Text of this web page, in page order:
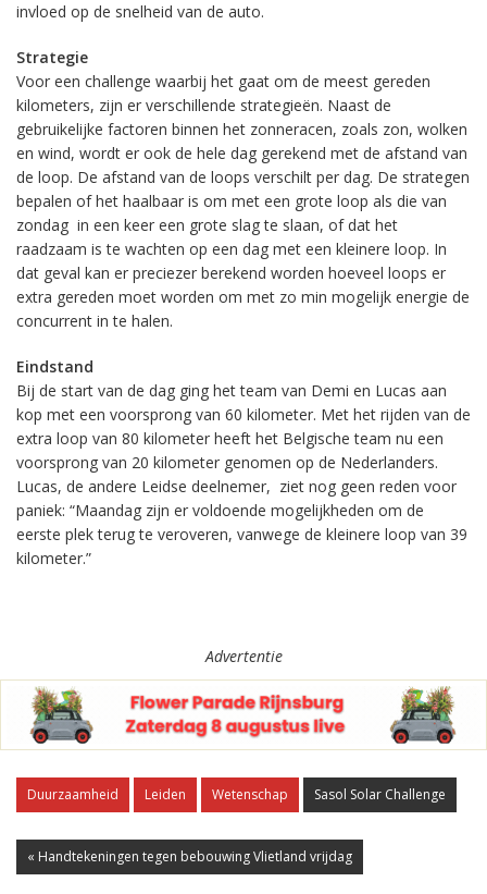
invloed op de snelheid van de auto.
Strategie
Voor een challenge waarbij het gaat om de meest gereden
kilometers, zijn er verschillende strategieën. Naast de
gebruikelijke factoren binnen het zonneracen, zoals zon, wolken
en wind, wordt er ook de hele dag gerekend met de afstand van
de loop. De afstand van de loops verschilt per dag. De strategen
bepalen of het haalbaar is om met een grote loop als die van
zondag in een keer een grote slag te slaan, of dat het
raadzaam is te wachten op een dag met een kleinere loop. In
dat geval kan er preciezer berekend worden hoeveel loops er
extra gereden moet worden om met zo min mogelijk energie de
concurrent in te halen.
Eindstand
Bij de start van de dag ging het team van Demi en Lucas aan
kop met een voorsprong van 60 kilometer. Met het rijden van de
extra loop van 80 kilometer heeft het Belgische team nu een
voorsprong van 20 kilometer genomen op de Nederlanders.
Lucas, de andere Leidse deelnemer, ziet nog geen reden voor
paniek: “Maandag zijn er voldoende mogelijkheden om de
eerste plek terug te veroveren, vanwege de kleinere loop van 39
kilometer.”
Advertentie
Duurzaamheid Leiden Wetenschap Sasol Solar Challenge
« Handtekeningen tegen bebouwing Vlietland vrijdag